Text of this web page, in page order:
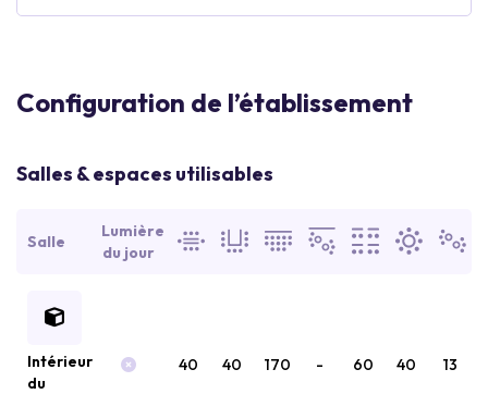
Configuration de l’établissement
Salles & espaces utilisables
Salle
Lumière
du jour
Intérieur
du
40 40 170 - 60 40 13